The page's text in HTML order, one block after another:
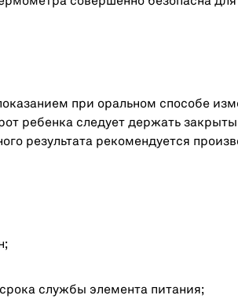
при оральном способе
ребенка следует держать
результата рекомендуется
службы элемента питания;